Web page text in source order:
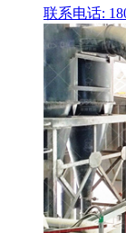
联系电话: